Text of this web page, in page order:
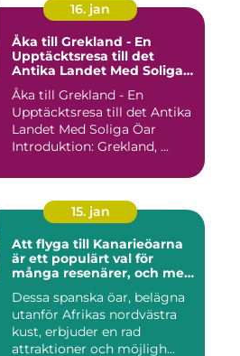
16. jan
Åka till Grekland - En
Upptäcktsresa till det
Antika Landet Med Soliga
Öar
Åka till Grekland - En
Upptäcktsresa till det Antika
Landet Med Soliga Öar
Introduktion: Grekland, ...
15. jan
Att flyga till Kanarieöarna
är ett populärt val för
många resenärer, och med
Dessa spanska öar, belägna
utanför Afrikas nordvästra
kust, erbjuder en rad
attraktioner och möjligh...